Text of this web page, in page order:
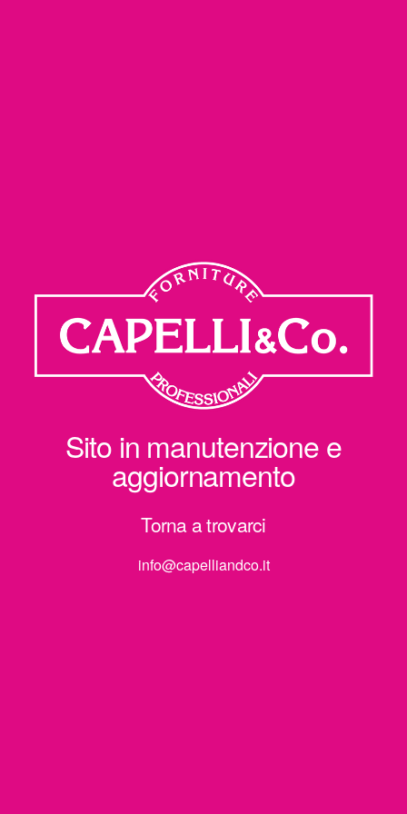
Sito in manutenzione e
aggiornamento
Torna a trovarci
info@capelliandco.it